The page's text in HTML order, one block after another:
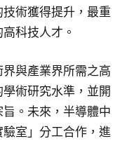
術獲得提升，最重
科技人才。
與產業界所需之高
術研究水準，並開
。未來，半導體中
室」分工合作，進